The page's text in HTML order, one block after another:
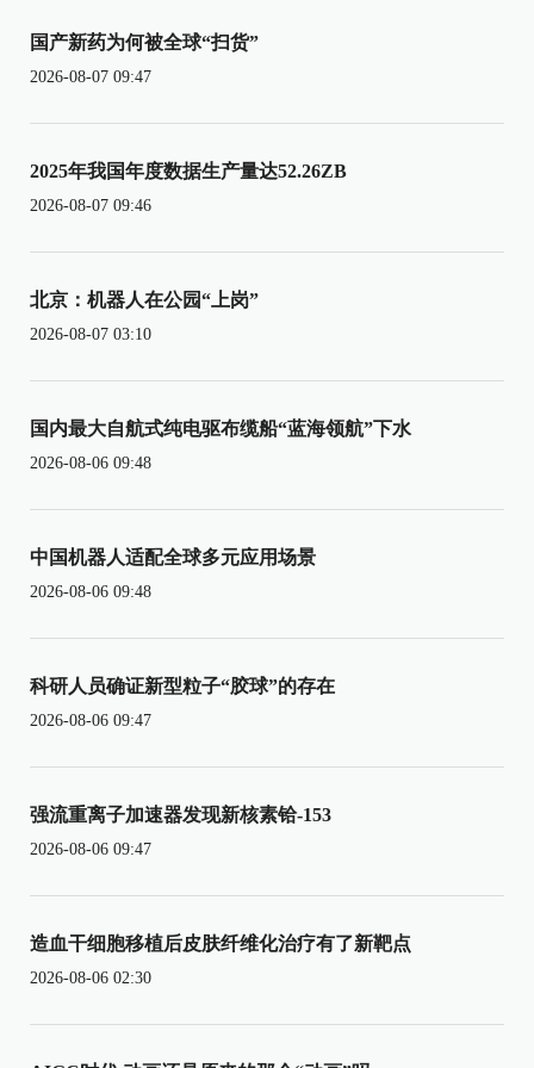
国产新药为何被全球“扫货”
2026-08-07 09:47
2025年我国年度数据生产量达52.26ZB
2026-08-07 09:46
北京：机器人在公园“上岗”
2026-08-07 03:10
国内最大自航式纯电驱布缆船“蓝海领航”下水
2026-08-06 09:48
中国机器人适配全球多元应用场景
2026-08-06 09:48
科研人员确证新型粒子“胶球”的存在
2026-08-06 09:47
强流重离子加速器发现新核素铪-153
2026-08-06 09:47
造血干细胞移植后皮肤纤维化治疗有了新靶点
2026-08-06 02:30